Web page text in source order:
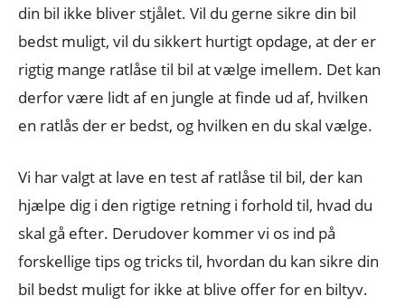
din bil ikke bliver stjålet. Vil du gerne sikre din bil
bedst muligt, vil du sikkert hurtigt opdage, at der er
rigtig mange ratlåse til bil at vælge imellem. Det kan
derfor være lidt af en jungle at finde ud af, hvilken
en ratlås der er bedst, og hvilken en du skal vælge.
Vi har valgt at lave en test af ratlåse til bil, der kan
hjælpe dig i den rigtige retning i forhold til, hvad du
skal gå efter. Derudover kommer vi os ind på
forskellige tips og tricks til, hvordan du kan sikre din
bil bedst muligt for ikke at blive offer for en biltyv.